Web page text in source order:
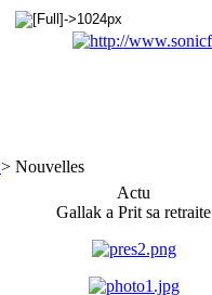
> Nouvelles
Actu
Gallak a Prit sa retraite